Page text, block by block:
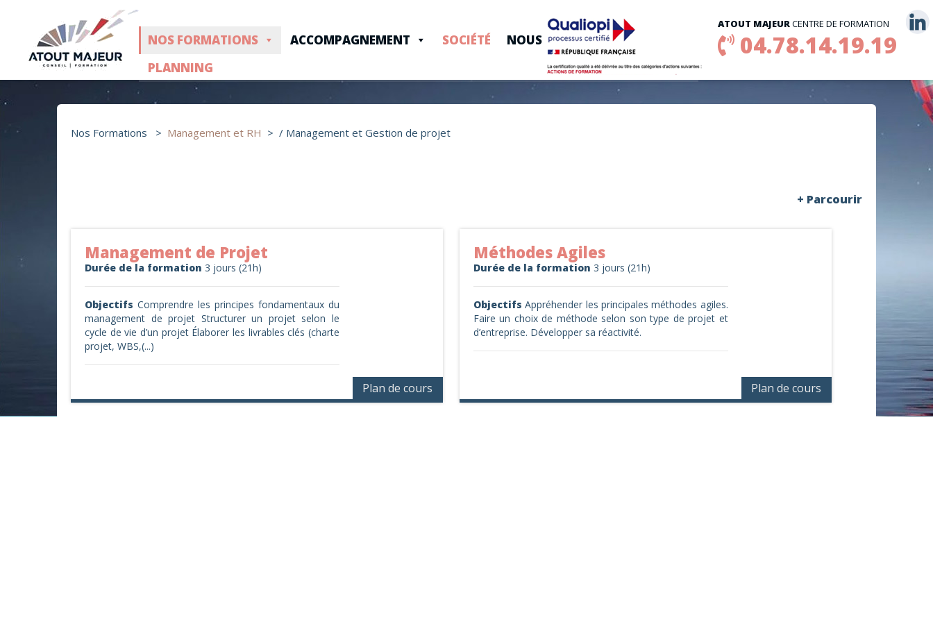
NOS FORMATIONS ACCOMPAGNEMENT SOCIÉTÉ
NOUS CONTACTER
PLANNING
ATOUT MAJEURCENTRE DE FORMATION
04.78.14.19.19
Nos Formations > Management et RH > / Management et Gestion de projet
+ Parcourir
Ressources Humaines et Compétences Métiers
Techniques de Management (10)
Management de Projet
Durée de la formation 3 jours (21h)
Objectifs Comprendre les principes fondamentaux du
management de projet Structurer un projet selon le
cycle de vie d’un projet Élaborer les livrables clés (charte
projet, WBS,(...)
Plan de cours
Méthodes Agiles
Durée de la formation 3 jours (21h)
Objectifs Appréhender les principales méthodes agiles.
Faire un choix de méthode selon son type de projet et
d’entreprise. Développer sa réactivité.
Plan de cours